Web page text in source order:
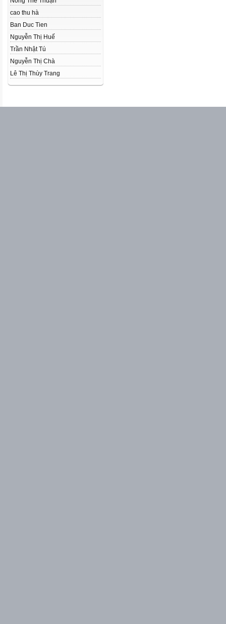
cao thu hà
Ban Duc Tien
Nguyễn Thị Huế
Trần Nhật Tú
Nguyễn Thị Chà
Lê Thị Thùy Trang